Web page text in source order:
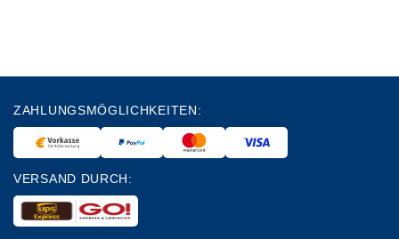
ZAHLUNGSMÖGLICHKEITEN:
VERSAND DURCH: